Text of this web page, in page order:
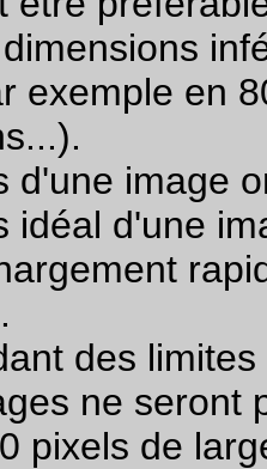
exemple en
d'une image
idéal d'une
des
ne seront
pixels de